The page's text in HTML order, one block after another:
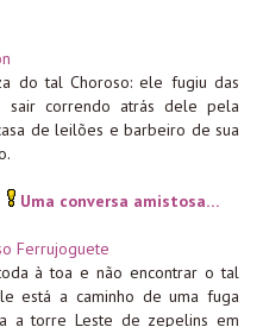
do tal Choroso: ele fugiu das
sair correndo atrás dele pela
de leilões e barbeiro de sua
Uma conversa amistosa…
Ferrujoguete
à toa e não encontrar o tal
está a caminho de uma fuga
a torre Leste de zepelins em